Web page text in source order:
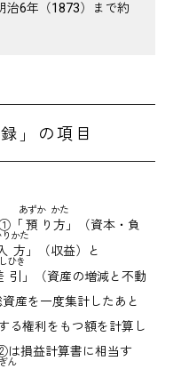
治6年（1873）まで約
」の項目
「 預
あずか
り 方
かた
」（資本・負
方
りかた
」（収益）と
ひき
」（資産の増減と不動
産を一度集計したあと
る権利をもつ額を計算し
損益計算書に相当す
ん